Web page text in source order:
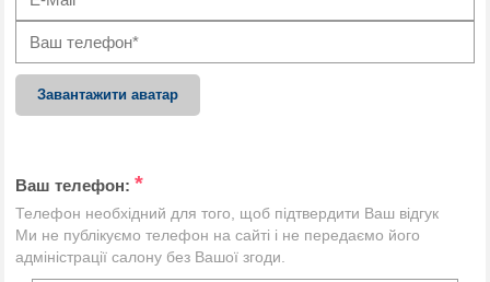
Завантажити аватар
Ваш телефон: *
Телефон необхідний для того, щоб підтвердити Ваш відгук
Ми не публікуємо телефон на сайті і не передаємо його
адміністрації салону без Вашої згоди.